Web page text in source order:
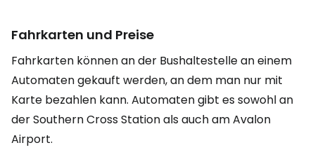
Fahrkarten und Preise
Fahrkarten können an der Bushaltestelle an einem
Automaten gekauft werden, an dem man nur mit
Karte bezahlen kann. Automaten gibt es sowohl an
der Southern Cross Station als auch am Avalon
Airport.